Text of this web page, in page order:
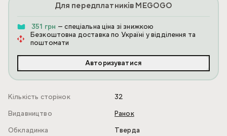
Для передплатників MEGOGO
351 грн — спеціальна ціна зі знижкою
Безкоштовна доставка по Україні у відділення та
поштомати
Авторизуватися
Кількість сторінок
32
Видавництво
Ранок
Обкладинка
Тверда